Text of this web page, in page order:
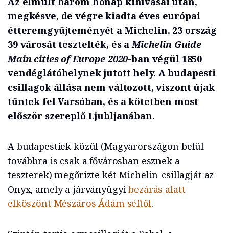
megkésve, de végre kiadta éves európai
étteremgyűjteményét a Michelin. 23 ország
39 városát tesztelték, és aMichelin Guide
Main cities of Europe 2020-ban végül 1850
vendéglátóhelynek jutott hely. A budapesti
csillagok állása nem változott, viszont újak
tűntek fel Varsóban, és a kötetben most
először szereplő Ljubljanában.
A budapestiek közül (Magyarországon belül
továbbra is csak a fővárosban esznek a
teszterek) megőrizte két Michelin-csillagját az
Onyx, amely a járványügyibezárás alatt
elköszönt Mészáros Ádám séftől.